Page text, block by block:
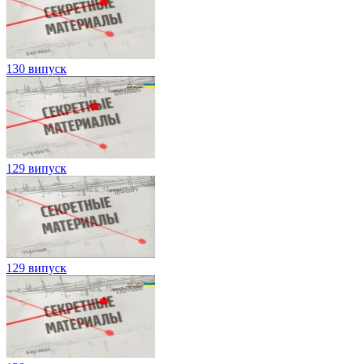
130 випуск
129 випуск
129 випуск